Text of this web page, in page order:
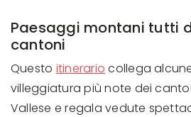
Paesaggi montani tutti
cantoni
Questo itinerario collega
villeggiatura più note dei
Vallese e regala vedute